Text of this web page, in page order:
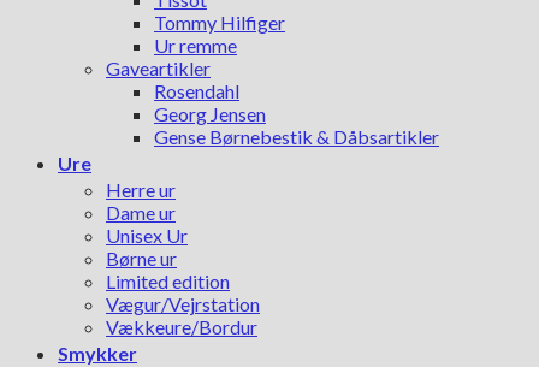
Tommy Hilfiger
Ur remme
Gaveartikler
Rosendahl
Georg Jensen
Gense Børnebestik & Dåbsartikler
Ure
Herre ur
Dame ur
Unisex Ur
Børne ur
Limited edition
Vægur/Vejrstation
Vækkeure/Bordur
Smykker